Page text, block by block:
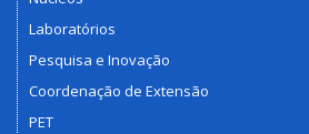
Laboratórios
Pesquisa e Inovação
Coordenação de Extensão
PET